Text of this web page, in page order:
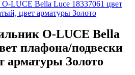
O-LUCE Bella
плафона/подвески
Золото